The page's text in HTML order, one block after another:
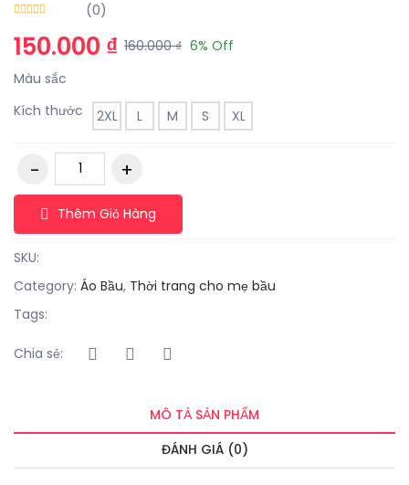
(0)
150.000 ₫ 160.000 ₫ 6% Off
Màu sắc
Kích thước
2XL L M S XL
Thêm Giỏ Hàng
SKU:
Category: Áo Bầu, Thời trang cho mẹ bầu
Tags:
Chia sẻ:
MÔ TẢ SẢN PHẨM
ĐÁNH GIÁ (0)